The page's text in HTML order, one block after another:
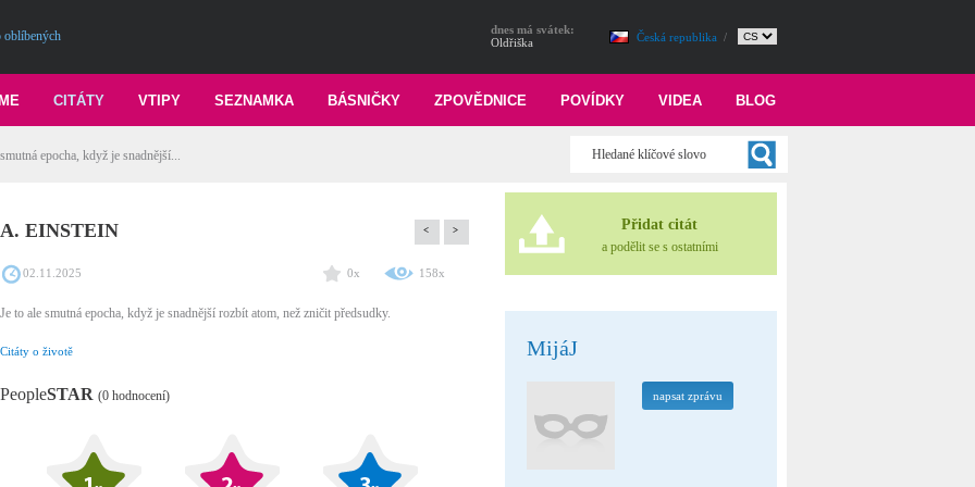
oblíbených Česká republika /
dnes má svátek:
Oldřiška
BLOG
VIDEA
POVÍDKY
ZPOVĚDNICE
BÁSNIČKY
SEZNAMKA
VTIPY
CITÁTY
epocha, když je snadnější...
A. EINSTEIN < >
02.11.2025 0x 158x
Je to ale smutná epocha, když je snadnější rozbít atom, než zničit předsudky.
Citáty o životě
PeopleSTAR (0 hodnocení)
Přidat citát
a podělit se s ostatními
MijáJ
napsat zprávu